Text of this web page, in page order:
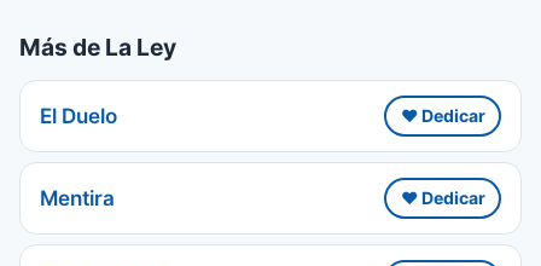
Más de La Ley
El Duelo ❤️ Dedicar
Mentira ❤️ Dedicar